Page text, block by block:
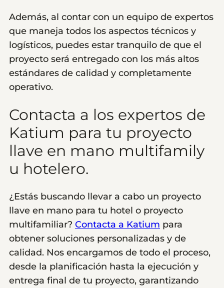
Además, al contar con un equipo de expertos
que maneja todos los aspectos técnicos y
logísticos, puedes estar tranquilo de que el
proyecto será entregado con los más altos
estándares de calidad y completamente
operativo.
Contacta a los expertos de
Katium para tu proyecto
llave en mano multifamily
u hotelero.
¿Estás buscando llevar a cabo un proyecto
llave en mano para tu hotel o proyecto
multifamiliar? Contacta a Katium para
obtener soluciones personalizadas y de
calidad. Nos encargamos de todo el proceso,
desde la planificación hasta la ejecución y
entrega final de tu proyecto, garantizando